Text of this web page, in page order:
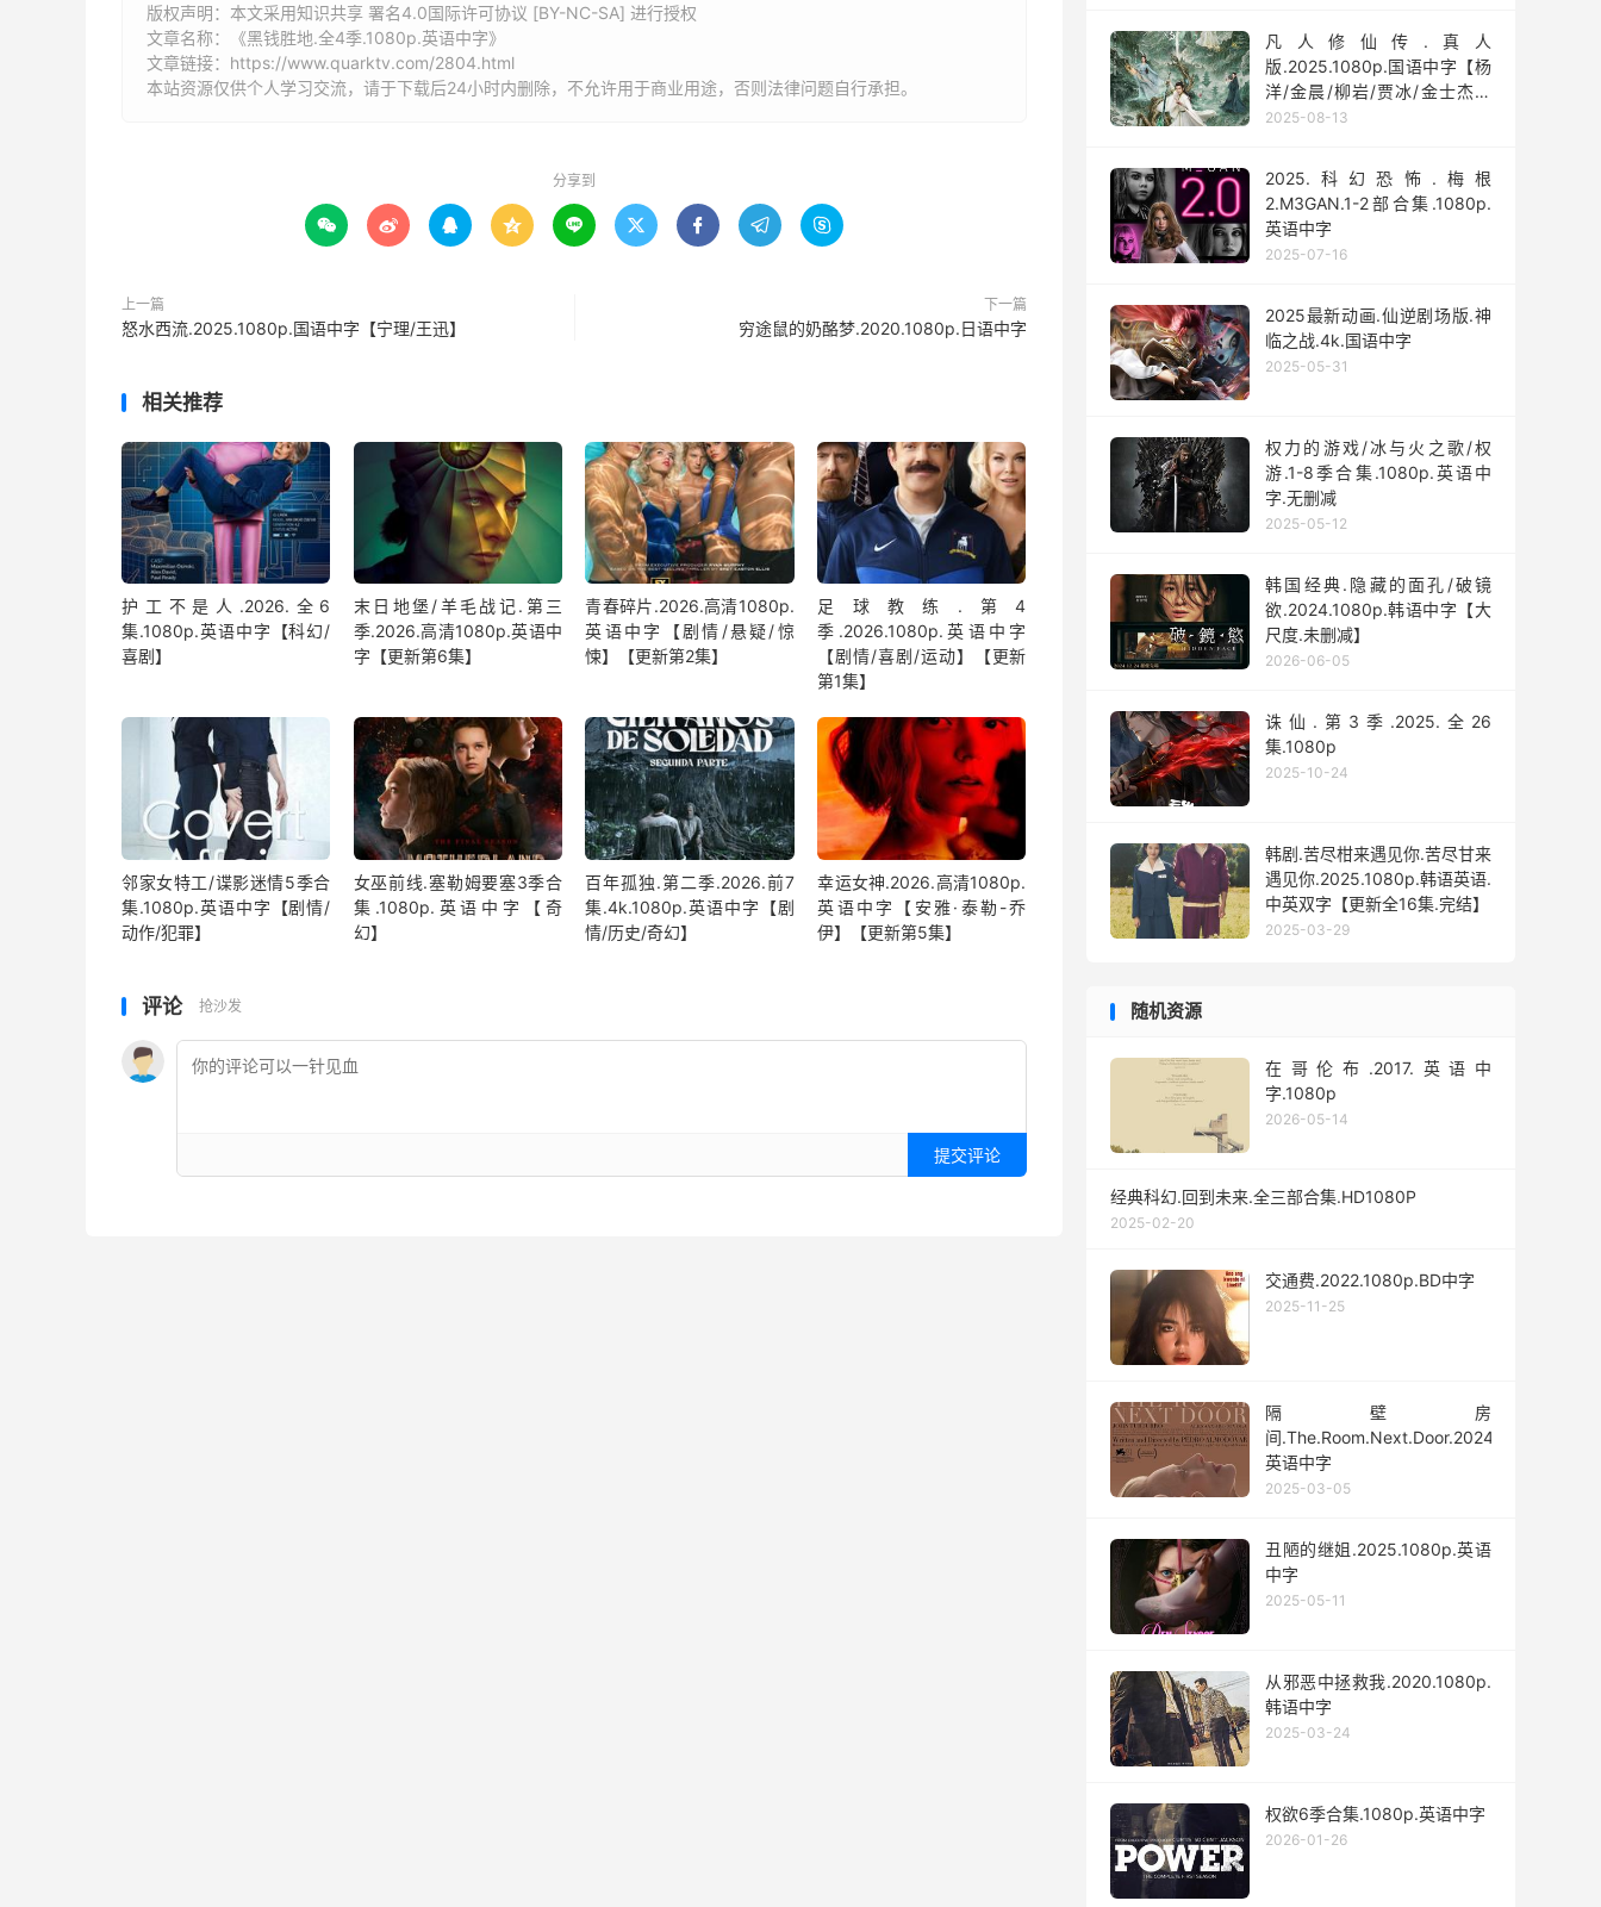
版权声明：本文采用知识共享 署名4.0国际许可协议 [BY-NC-SA] 进行授权
文章名称：《黑钱胜地.全4季.1080p.英语中字》
文章链接： https://www.quarktv.com/2804.html
本站资源仅供个人学习交流，请于下载后24小时内删除，不允许用于商业用途，否则法律问题自行承担。
分享到
        
上一篇
怒水西流.2025.1080p.国语中字【宁理/王迅】
下一篇
穷途鼠的奶酪梦.2020.1080p.日语中字
相关推荐
护工不是人.2026.全6
集.1080p.英语中字【科幻/
喜剧】
末日地堡/羊毛战记.第三
季.2026.高清1080p.英语中
字【更新第6集】
青春碎片.2026.高清1080p.
英语中字【剧情/悬疑/惊
悚】【更新第2集】
足球教练.第4
季.2026.1080p.英语中字
【剧情/喜剧/运动】【更新
第1集】
邻家女特工/谍影迷情5季合
集.1080p.英语中字【剧情/
动作/犯罪】
女巫前线.塞勒姆要塞3季合
集.1080p.英语中字【奇
幻】
百年孤独.第二季.2026.前7
集.4k.1080p.英语中字【剧
情/历史/奇幻】
幸运女神.2026.高清1080p.
英语中字【安雅·泰勒-乔
伊】【更新第5集】
评论 抢沙发
提交评论
凡人修仙传.真人
版.2025.1080p.国语中字【杨
洋/金晨/柳岩/贾冰/金士杰】
【全30集】
2025-08-13
2025.科幻恐怖.梅根
2.M3GAN.1-2部合集.1080p.
英语中字
2025-07-16
2025最新动画.仙逆剧场版.神
临之战.4k.国语中字
2025-05-31
权力的游戏/冰与火之歌/权
游.1-8季合集.1080p.英语中
字.无删减
2025-05-12
韩国经典.隐藏的面孔/破镜
欲.2024.1080p.韩语中字【大
尺度.未删减】
2026-06-05
诛仙.第3季.2025.全26
集.1080p
2025-10-24
韩剧.苦尽柑来遇见你.苦尽甘来
遇见你.2025.1080p.韩语英语.
中英双字【更新全16集.完结】
2025-03-29
随机资源
在哥伦布.2017.英语中
字.1080p
2026-05-14
经典科幻.回到未来.全三部合集.HD1080P
2025-02-20
交通费.2022.1080p.BD中字
2025-11-25
隔壁房
间.The.Room.Next.Door‎.2024.1080p.
英语中字
2025-03-05
丑陋的继姐.2025.1080p.英语
中字
2025-05-11
从邪恶中拯救我.2020.1080p.
韩语中字
2025-03-24
权欲6季合集.1080p.英语中字
2026-01-26